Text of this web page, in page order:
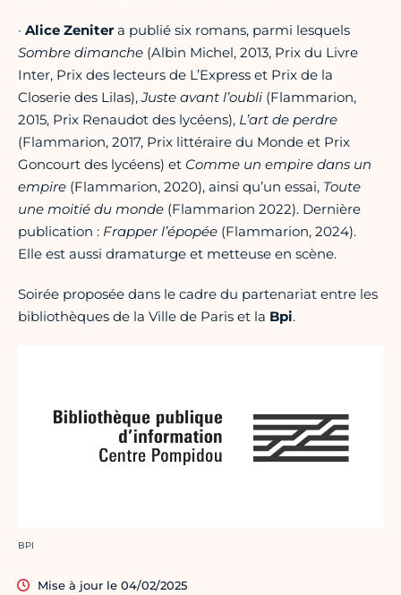
· Alice Zenitera publié six romans, parmi lesquels
Sombre dimanche (Albin Michel, 2013, Prix du Livre
Inter, Prix des lecteurs de L’Express et Prix de la
Closerie des Lilas),Juste avant l’oubli (Flammarion,
2015, Prix Renaudot des lycéens), L’art de perdre
(Flammarion, 2017, Prix littéraire du Monde et Prix
Goncourt des lycéens) et Comme un empire dans un
empire (Flammarion, 2020), ainsi qu’un essai, Toute
une moitié du monde (Flammarion 2022). Dernière
publication : Frapper l’épopée (Flammarion, 2024).
Elle est aussi dramaturge et metteuse en scène.
Soirée proposée dans le cadre du partenariat entre les
bibliothèques de la Ville de Paris et la Bpi.
Crédit photo :
BPI
Mise à jour le 04/02/2025